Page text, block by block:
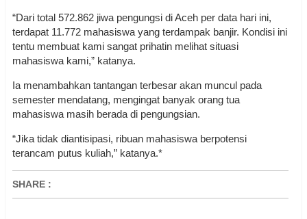
“Dari total 572.862 jiwa pengungsi di Aceh per data hari ini,
terdapat 11.772 mahasiswa yang terdampak banjir. Kondisi ini
tentu membuat kami sangat prihatin melihat situasi
mahasiswa kami,” katanya.
Ia menambahkan tantangan terbesar akan muncul pada
semester mendatang, mengingat banyak orang tua
mahasiswa masih berada di pengungsian.
“Jika tidak diantisipasi, ribuan mahasiswa berpotensi
terancam putus kuliah,” katanya.*
SHARE :